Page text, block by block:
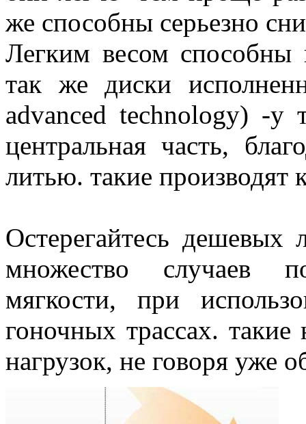
же способны серьезно
Легким весом способны
так же диски
advanced technology) -у
центральная часть,
литью. такие
Остерегайтесь дешевых
множество случаев
мягкости, при
гоночных трассах.
нагрузок, не говоря уже